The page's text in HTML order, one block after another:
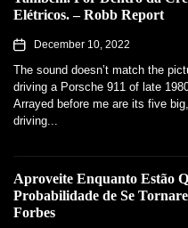
Elétricos. – Robb Report
December 10, 2022
The sound doesn’t match the
driving a Porsche 911 of late
Arrayed before me are its five big,
driving...
Aproveite Enquanto Estão
Probabilidade de Se
Forbes